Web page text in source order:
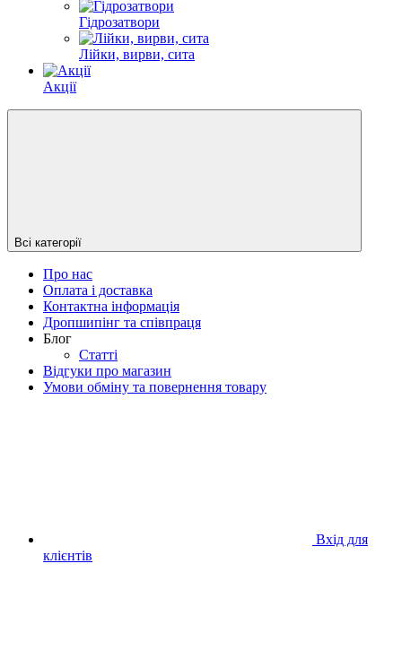
Гідрозатвори
Лійки, вирви, сита
Акції
Всі категорії
Про нас
Оплата і доставка
Контактна інформація
Дропшипінг та співпраця
Блог
Статті
Відгуки про магазин
Умови обміну та повернення товару
Вхід для
клієнтів